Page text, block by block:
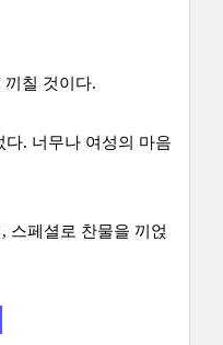
칠 것이다.
. 너무나 여성의 마음
스페셜로 찬물을 끼얹